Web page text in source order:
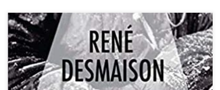
Le 11 février 1971, René Desmaison entreprend avec Serge
Gousseault une grande première hivernale sur la face nord des
Grandes Jorasses : la voie directe qui mène à la pointe Walker (4
208 mètres). L’ascension se révèle difficile, la neige tombe sans